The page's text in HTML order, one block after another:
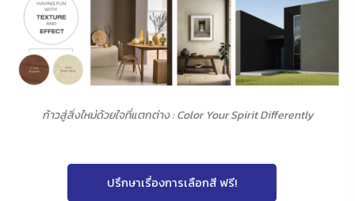
ก้าวสู่สิ่งใหม่ด้วยใจที่แตกต่าง : Color Your Spirit Differently
ปรึกษาเรื่องการเลือกสี ฟรี!